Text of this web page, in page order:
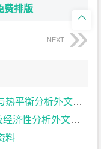
费排版
NEXT
分析外文翻译资料
分析外文翻译资料
料
